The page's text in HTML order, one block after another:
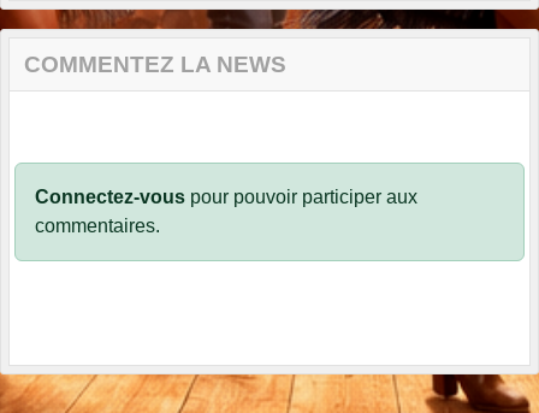
COMMENTEZ LA NEWS
Connectez-vous pour pouvoir participer aux
commentaires.